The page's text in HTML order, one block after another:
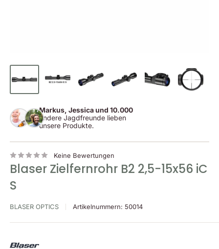
Markus, Jessica und 10.000
andere Jagdfreunde lieben
unsere Produkte.
Keine Bewertungen
Blaser Zielfernrohr B2 2,5-15x56 iC
S
BLASER OPTICS Artikelnummern: 50014